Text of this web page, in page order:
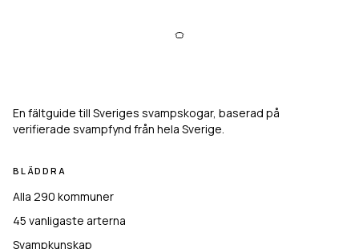
En fältguide till Sveriges svampskogar, baserad på
verifierade svampfynd från hela Sverige.
BLÄDDRA
Alla 290 kommuner
45 vanligaste arterna
Svampkunskap